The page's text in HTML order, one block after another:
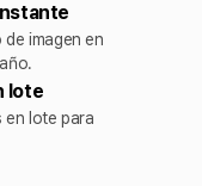
de imagen en
lote
en lote para